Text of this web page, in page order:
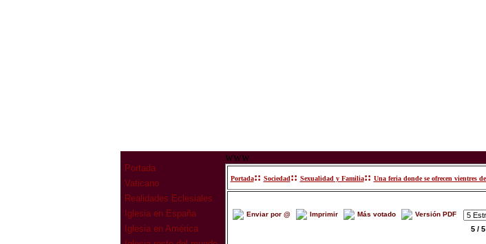
Portada
Vaticano
Realidades Eclesiales
Iglesia en España
Iglesia en América
www
Portada:: Sociedad:: Sexualidad y Familia:: Una feria donde se ofrecen vientres
Enviar por @ Imprimir Más votado Versión PDF
5 / 5